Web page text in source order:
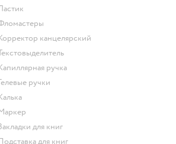
Ластик
Фломастеры
Корректор канцелярский
Текстовыделитель
Капиллярная ручка
Гелевые ручки
Калька
Маркер
Закладки для книг
Подставка для книг